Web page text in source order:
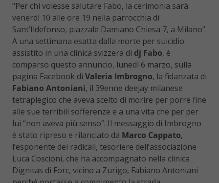
“Per chi volesse salutare Fabo, la cerimonia sarà
venerdì 10 alle ore 19 nella parrocchia di
Sant’Ildefonso, piazzale Damiano Chiesa 7, a Milano”.
A una settimana esatta dalla morte per suicidio
assistito in una clinica svizzera di dj Fabo, è
comparso questo annuncio, lunedì 6 marzo, sulla
pagina Facebook di Valeria Imbrogno, la fidanzata di
Fabiano Antoniani, il 39enne deejay milanese
tetraplegico che aveva scelto di morire per porre fine
alle sue terribili sofferenze e a una vita che per per
lui “non aveva più senso”. Il messaggio di Imbrogno
è stato ripreso e rilanciato da Marco Cappato,
l’esponente dei radicali, tesoriere dell’associazione
Luca Coscioni, che ha accompagnato nella clinica
Dignitas di Forc, vicino a Zurigo, Fabiano Antoniani